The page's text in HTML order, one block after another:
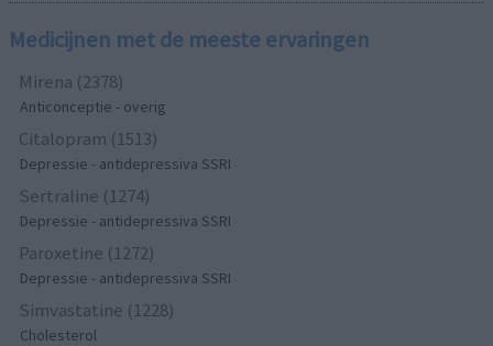
Medicijnen met de meeste ervaringen
Mirena (2378)
Anticonceptie - overig
Citalopram (1513)
Depressie - antidepressiva SSRI
Sertraline (1274)
Depressie - antidepressiva SSRI
Paroxetine (1272)
Depressie - antidepressiva SSRI
Simvastatine (1228)
Cholesterol